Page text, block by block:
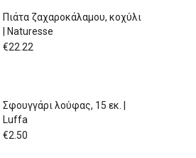
Πιάτα ζαχαροκάλαμου, κοχύλι
| Naturesse
€22.22
Σφουγγάρι λούφας, 15 εκ. |
Luffa
€2.50